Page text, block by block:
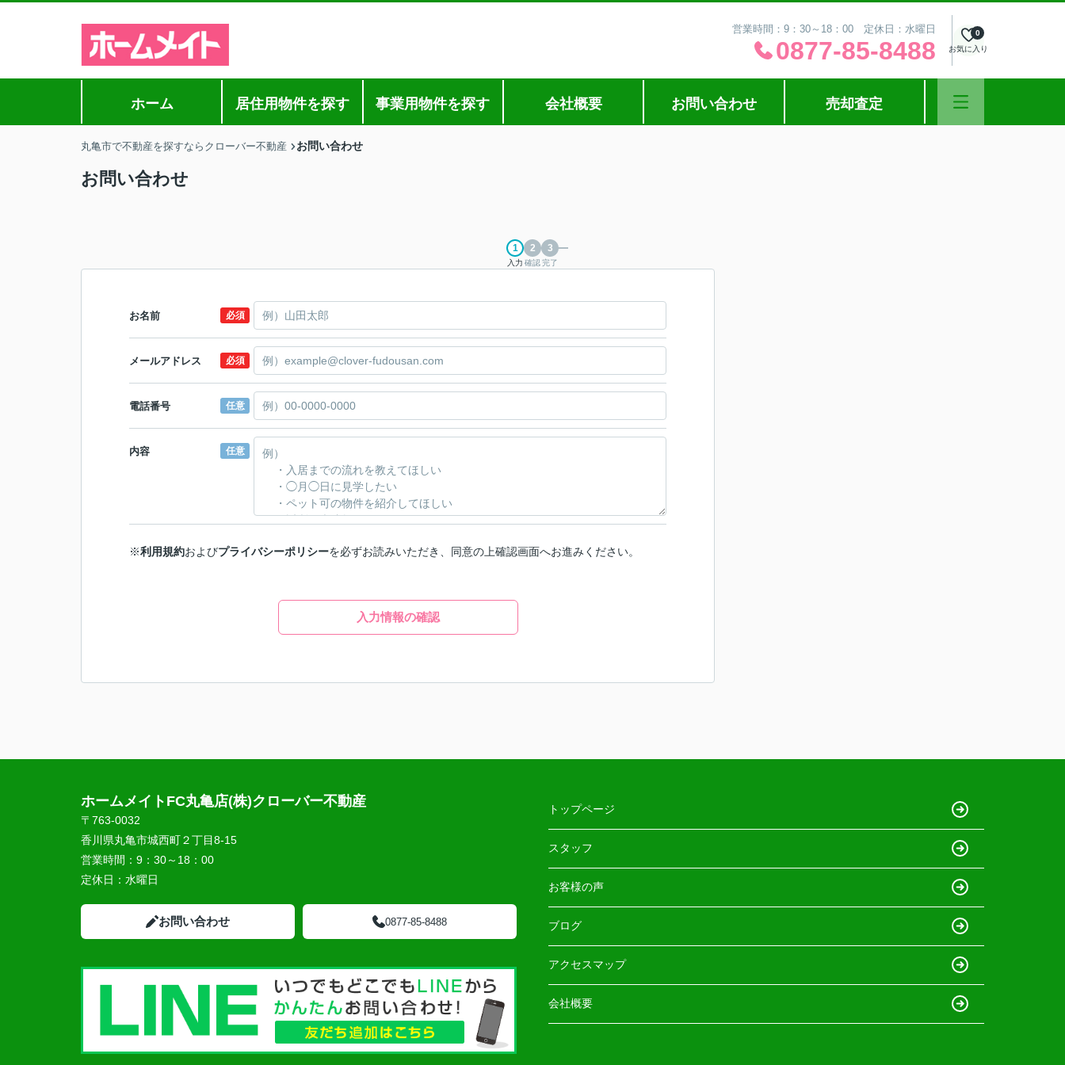
営業時間：9：30～18：00 定休日：水曜日
0877-85-8488 お気に入り
0
ホーム 居住用物件を探す 事業用物件を探す 会社概要 お問い合わせ 売却査定
丸亀市で不動産を探すならクローバー不動産 お問い合わせ
お問い合わせ
入力 確認完了
お名前 必須
メールアドレス 必須
電話番号 任意
内容 任意
※利用規約およびプライバシーポリシーを必ずお読みいただき、同意の上確認画面へお進みください。
入力情報の確認
ホームメイトFC丸亀店(株)クローバー不動産
〒763-0032
香川県丸亀市城西町２丁目8-15
営業時間： 9：30～18：00
定休日： 水曜日
お問い合わせ 0877-85-8488
トップページ
スタッフ
お客様の声
ブログ
アクセスマップ
会社概要